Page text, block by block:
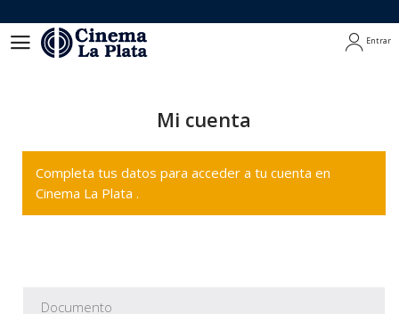
Entrar
Mi cuenta
Completa tus datos para acceder a tu cuenta en
Cinema La Plata .